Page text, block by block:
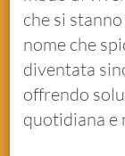
che si
nome che
diventata
offrendo
quotidiana e